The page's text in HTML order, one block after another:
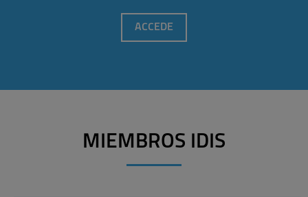
ACCEDE
MIEMBROS IDIS